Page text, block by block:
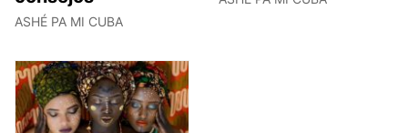
ASHÉ PA MI CUBA